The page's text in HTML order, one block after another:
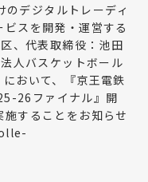
デジタルトレーディ
スを開発・運営する
、代表取締役：池田
人バスケットボール
おいて、『京王電鉄
26ファイナル』開
することをお知らせ